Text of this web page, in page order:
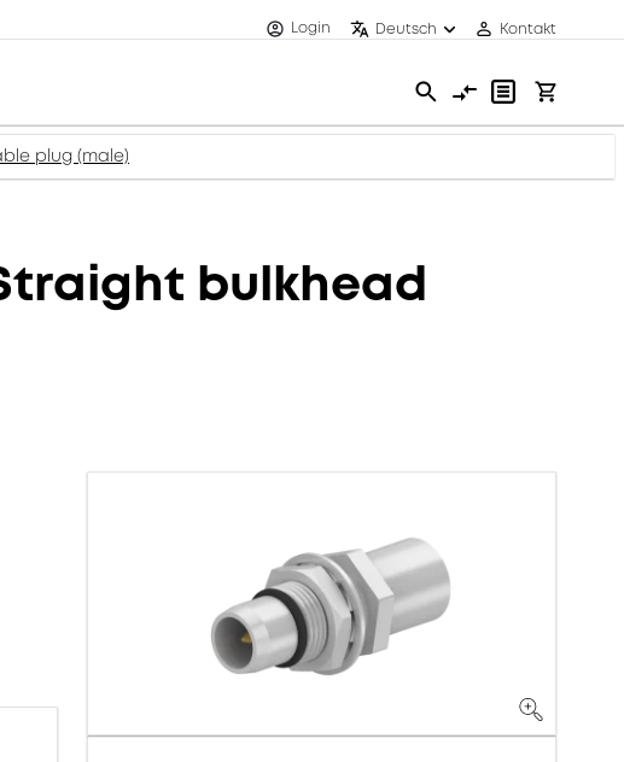
Login Deutsch Kontakt
plug (male)
Straight bulkhead